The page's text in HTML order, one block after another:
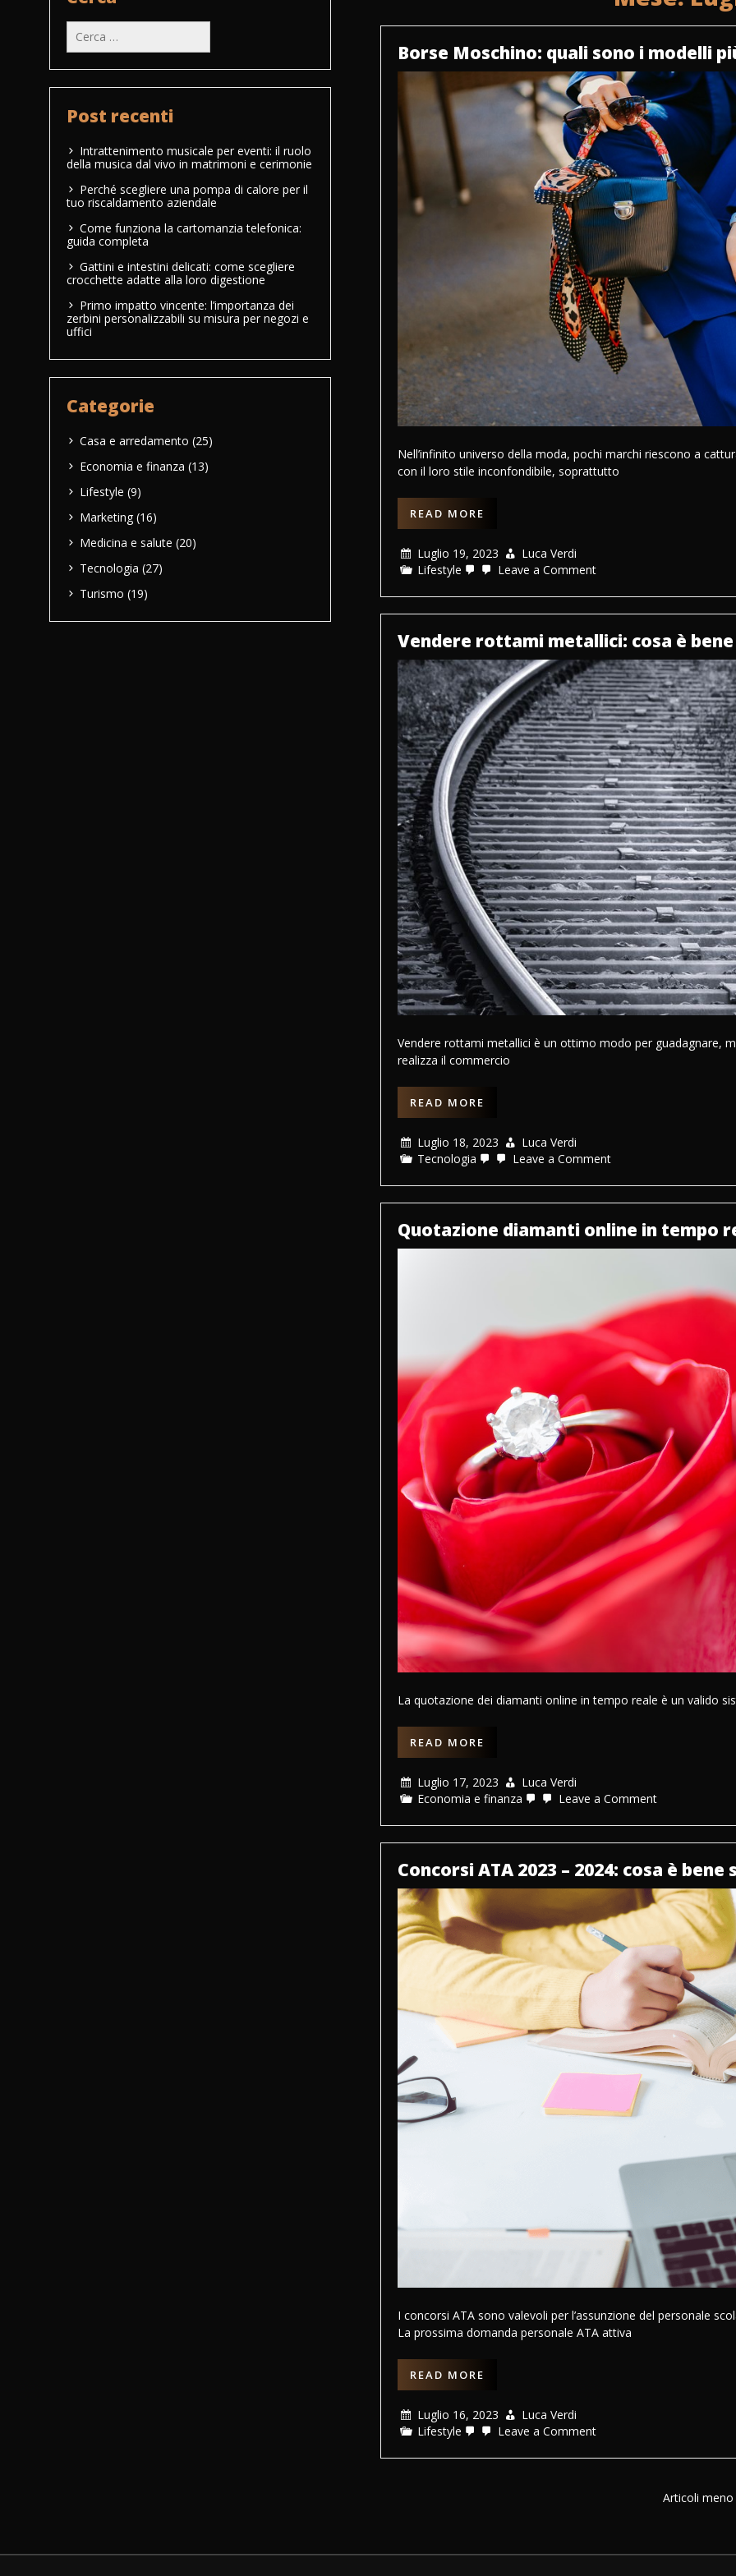
Borse Moschino: quali sono i modelli
Nell’infinito universo della moda, pochi marchi riescono a
con il loro stile inconfondibile, soprattutto
READ MORE
Luglio 19, 2023
Luca Verdi
Lifestyle
Leave a Commenton
Moschino:
i
modelli
più
iconici
Vendere rottami metallici: cosa è
Vendere rottami metallici è un ottimo modo per guadagnare,
realizza il commercio
READ MORE
Luglio 18, 2023
Luca Verdi
Tecnologia
Leave a Commenton
rottami
è
bene
sapere?
Quotazione diamanti online in tempo
La quotazione dei diamanti online in tempo reale è un valido
READ MORE
Luglio 17, 2023
Luca Verdi
Economia e finanza
Leave a Commenton
diamanti
tempo
reale
Concorsi ATA 2023 – 2024: cosa è bene
I concorsi ATA sono valevoli per l’assunzione del personale
La prossima domanda personale ATA attiva
READ MORE
Luglio 16, 2023
Luca Verdi
Lifestyle
Leave a Commenton
ATA
Articoli
Ricerca
per:
Post recenti
Intrattenimento musicale per eventi: il ruolo
della musica dal vivo in matrimoni e cerimonie
Perché scegliere una pompa di calore per il
tuo riscaldamento aziendale
Come funziona la cartomanzia telefonica:
guida completa
Gattini e intestini delicati: come scegliere
crocchette adatte alla loro digestione
Primo impatto vincente: l’importanza dei
zerbini personalizzabili su misura per negozi e
uffici
Categorie
Casa e arredamento (25)
Economia e finanza (13)
Lifestyle (9)
Marketing (16)
Medicina e salute (20)
Tecnologia (27)
Turismo (19)